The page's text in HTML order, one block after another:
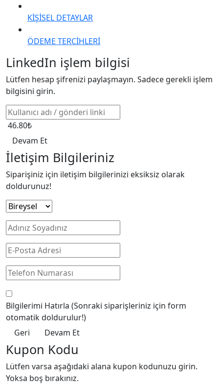
KİŞİSEL DETAYLAR
ÖDEME TERCİHLERİ
LinkedIn işlem bilgisi
Lütfen hesap şifrenizi paylaşmayın. Sadece gerekli işlem
bilgisini girin.
46.80₺
Devam Et
İletişim Bilgileriniz
Siparişiniz için iletişim bilgilerinizi eksiksiz olarak
doldurunuz!
Bilgilerimi Hatırla (Sonraki siparişleriniz için form
otomatik doldurulur!)
Geri
Devam Et
Kupon Kodu
Lütfen varsa aşağıdaki alana kupon kodunuzu girin.
Yoksa boş bırakınız.